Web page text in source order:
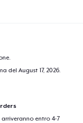
delAugust 17, 2026.
entro 4-7